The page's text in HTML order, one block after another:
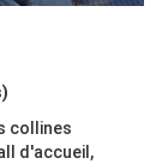
collines
d'accueil,